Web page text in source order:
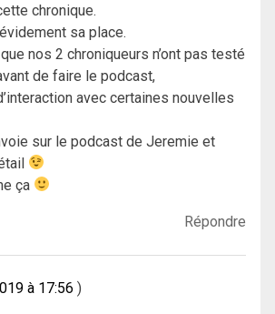
chronique.
sa place.
nos 2 chroniqueurs n’ont pas testé
de faire le podcast,
avec certaines nouvelles
sur le podcast de Jeremie et
ça
Répondre
à 17:56